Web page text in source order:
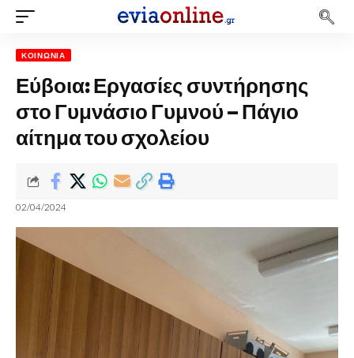
ΚΟΙΝΩΝΊΑ
Εύβοια: Εργασίες συντήρησης
στο Γυμνάσιο Γυμνού – Πάγιο
αίτημα του σχολείου
02/04/2024